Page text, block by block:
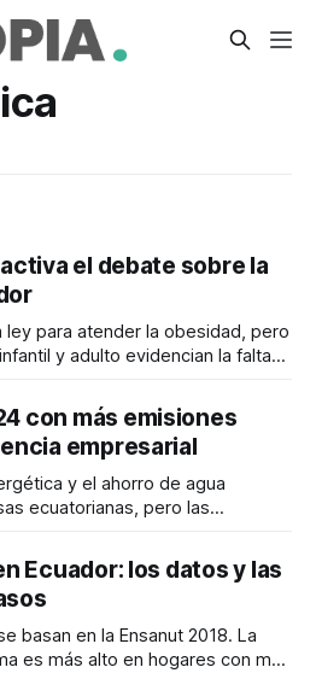
el debate sobre la
ley para atender la obesidad, pero
y adulto evidencian la falta
con más emisiones
empresarial
y el ahorro de agua
ecuatorianas, pero las
Ecuador: los datos y las
basan en la Ensanut 2018. La
es más alto en hogares con más